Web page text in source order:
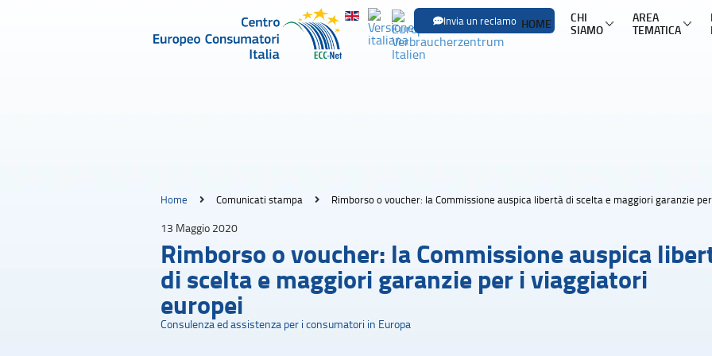
Invia un reclamo HOME CHI
SIAMO
AREA
TEMATICA
Trasporto via mare
Home Comunicati stampa Rimborso o voucher: la Commissione auspica libertà di scelta e maggiori garanzie
13 Maggio 2020
Rimborso o voucher: la Commissione auspica
di scelta e maggiori garanzie per i viaggiatori
europei
Consulenza ed assistenza per i consumatori in Europa